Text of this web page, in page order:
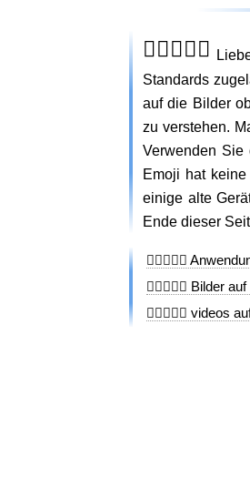
👩🏻‍❤️‍👨🏻
Standards
auf die Bilder
zu verstehen.
Verwenden Sie
Emoji hat
einige alte
Ende dieser
👩🏻‍❤️‍👨🏻
👩🏻‍❤️‍👨🏻 Bilder
👩🏻‍❤️‍👨🏻 videos